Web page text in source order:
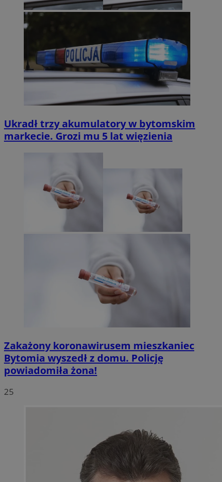
Ukradł trzy akumulatory w bytomskim
markecie. Grozi mu 5 lat więzienia
Zakażony koronawirusem mieszkaniec
Bytomia wyszedł z domu. Policję
powiadomiła żona!
25